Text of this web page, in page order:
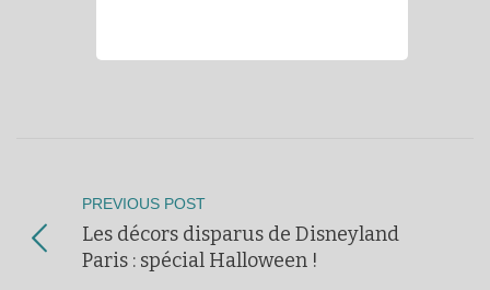
PREVIOUS POST
Les décors disparus de Disneyland
Paris : spécial Halloween !